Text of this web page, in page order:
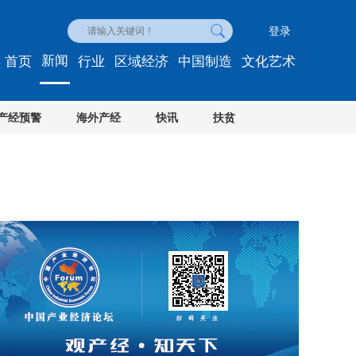
登录
首页 新闻
经预警 海外产经 快讯 扶贫
行业 区域经济 中国制造 文化艺术